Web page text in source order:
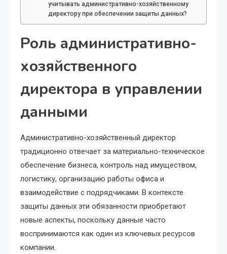
учитывать административно-хозяйственному
директору при обеспечении защиты данных?
Роль административно-
хозяйственного
директора в управлении
данными
Административно-хозяйственный директор
традиционно отвечает за материально-техническое
обеспечение бизнеса, контроль над имуществом,
логистику, организацию работы офиса и
взаимодействие с подрядчиками. В контексте
защиты данных эти обязанности приобретают
новые аспекты, поскольку данные часто
воспринимаются как один из ключевых ресурсов
компании.